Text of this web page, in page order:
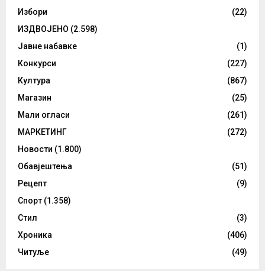
Избори
(22)
ИЗДВОЈЕНО (2.598)
Јавне набавке
(1)
Конкурси
(227)
Култура
(867)
Магазин
(25)
Мали огласи
(261)
МАРКЕТИНГ
(272)
Новости (1.800)
Обавјештења
(51)
Рецепт
(9)
Спорт (1.358)
Стил
(3)
Хроника
(406)
Читуље
(49)